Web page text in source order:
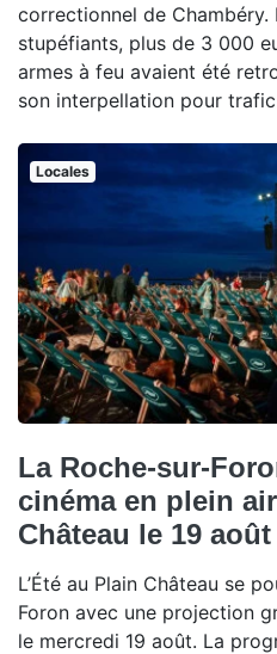
correctionnel de Chambéry.
stupéfiants, plus de 3 000
armes à feu avaient été
son interpellation pour
Locales
La Roche-sur-
cinéma en plein
Château le 19 août
L’Été au Plain Château se
Foron avec une projection
le mercredi 19 août. La